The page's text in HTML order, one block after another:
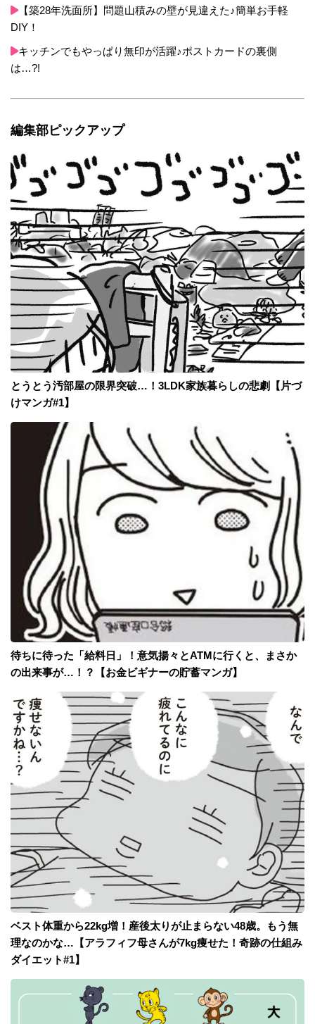
【築28年洗面所】問題山積みの壁が見違えた♪簡単お手軽
DIY！
キッチンでもやっぱり無印が活躍♪ポストカードの裏側
は…?!
編集部ピックアップ
とうとう汚部屋の限界突破…！3LDK家族暮らしの悲劇【片づ
けマンガ#1】
待ちに待った「給料日」！意気揚々とATMに行くと、まさか
の出来事が…！？【お金ビギナーの貯蓄マンガ】
ベスト体重から22kg増！産後太りが止まらない48歳。もう無
理なのかな…【アラフィフ母さんが7kg痩せた！奇跡の仕組み
ダイエット#1】